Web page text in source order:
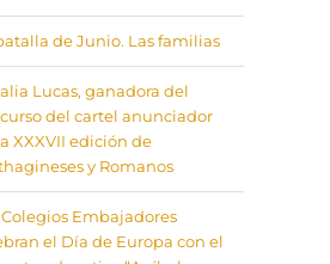
de Junio. Las familias
Lucas, ganadora del
del cartel anunciador
XXXVII edición de
y Romanos
Colegios Embajadores
el Día de Europa con el